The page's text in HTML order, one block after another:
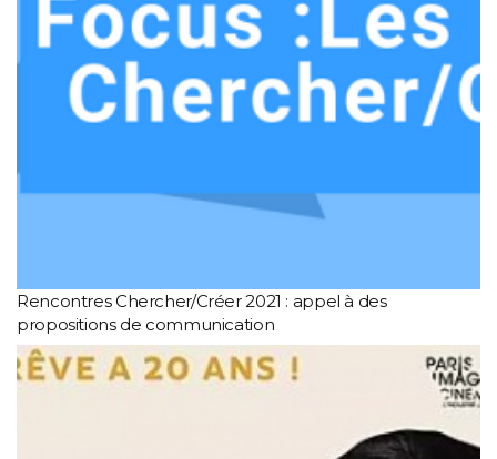
Rencontres Chercher/Créer 2021 : appel à des
propositions de communication